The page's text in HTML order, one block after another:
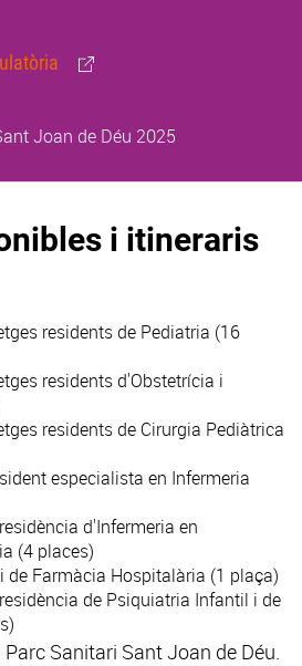
i itineraris
residents de Pediatria (16
residents d'Obstetrícia i
residents de Cirurgia Pediàtrica
especialista en Infermeria
d'Infermeria en
(4 places)
de Farmàcia Hospitalària (1 plaça)
de Psiquiatria Infantil i de
Sanitari Sant Joan de Déu.